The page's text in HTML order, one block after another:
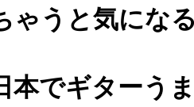
ゃうと気にな
本でギターう